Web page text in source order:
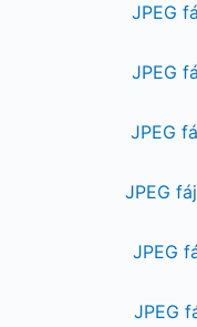
JPEG
JPEG
JPEG
JPEG
JPEG
JPEG